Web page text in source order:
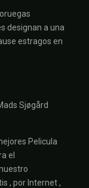
designan a una
estragos en
Sjøgård
Pelicula
el
, por Internet ,